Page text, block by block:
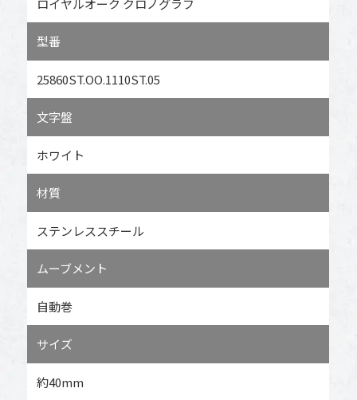
ロイヤルオーク クロノグラフ
型番
25860ST.OO.1110ST.05
文字盤
ホワイト
材質
ステンレススチール
ムーブメント
自動巻
サイズ
約40mm